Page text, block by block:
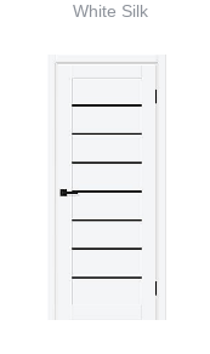
White Silk